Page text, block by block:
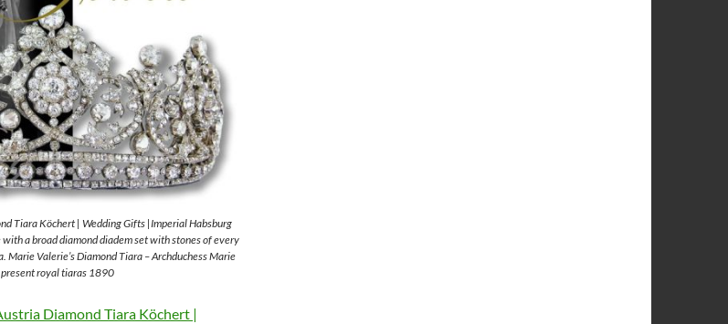
Tiara Köchert | Wedding Gifts |Imperial Habsburg
a broad diamond diadem set with stones of every
Marie Valerie’s Diamond Tiara – Archduchess Marie
present royal tiaras 1890
Diamond Tiara Köchert |